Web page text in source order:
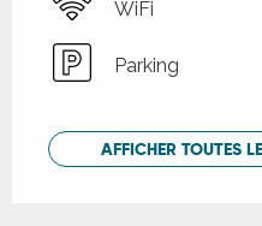
WiFi
Parking
AFFICHER TOUTES